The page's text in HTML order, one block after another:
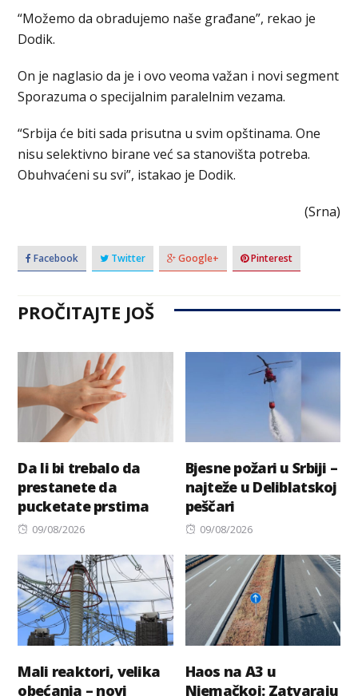
“Možemo da obradujemo naše građane”, rekao je
Dodik.
On je naglasio da je i ovo veoma važan i novi segment
Sporazuma o specijalnim paralelnim vezama.
“Srbija će biti sada prisutna u svim opštinama. One
nisu selektivno birane već sa stanovišta potreba.
Obuhvaćeni su svi”, istakao je Dodik.
(Srna)
Facebook Twitter Google+ Pinterest
PROČITAJTE JOŠ
Da li bi trebalo da
prestanete da
pucketate prstima
Posted
09/08/2026
Bjesne požari u Srbiji –
najteže u Deliblatskoj
peščari
Posted
09/08/2026
Mali reaktori, velika
obećanja – novi
Haos na A3 u
Njemačkoj: Zatvaraju